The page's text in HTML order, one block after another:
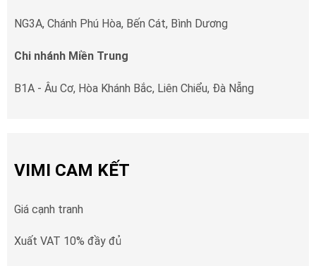
NG3A, Chánh Phú Hòa, Bến Cát, Bình Dương
Chi nhánh Miền Trung
B1A - Âu Cơ, Hòa Khánh Bắc, Liên Chiểu, Đà Nẵng
VIMI CAM KẾT
Giá cạnh tranh
Xuất VAT 10% đầy đủ